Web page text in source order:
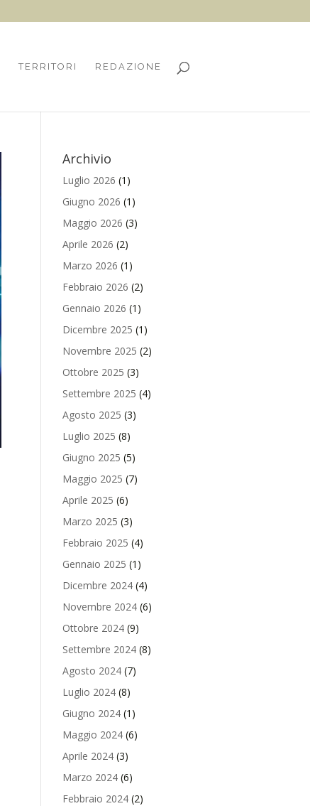
TERRITORI REDAZIONE
Archivio
Luglio 2026 (1)
Giugno 2026 (1)
Maggio 2026 (3)
Aprile 2026 (2)
Marzo 2026 (1)
Febbraio 2026 (2)
Gennaio 2026 (1)
Dicembre 2025 (1)
Novembre 2025 (2)
Ottobre 2025 (3)
Settembre 2025 (4)
Agosto 2025 (3)
Luglio 2025 (8)
Giugno 2025 (5)
Maggio 2025 (7)
Aprile 2025 (6)
Marzo 2025 (3)
Febbraio 2025 (4)
Gennaio 2025 (1)
Dicembre 2024(4)
Novembre 2024(6)
Ottobre 2024(9)
Settembre 2024(8)
Agosto 2024(7)
Luglio 2024(8)
Giugno 2024(1)
Maggio 2024(6)
Aprile 2024(3)
Marzo 2024(6)
Febbraio 2024(2)